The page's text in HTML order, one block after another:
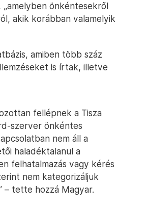
önkéntesekről
akik korábban valamelyik
amiben több száz
is írtak, illetve
fellépnek a Tisza
szerver önkéntes
nem áll a
haladéktalanul a
felhatalmazás vagy kérés
nem kategorizáljuk
– tette hozzá Magyar.